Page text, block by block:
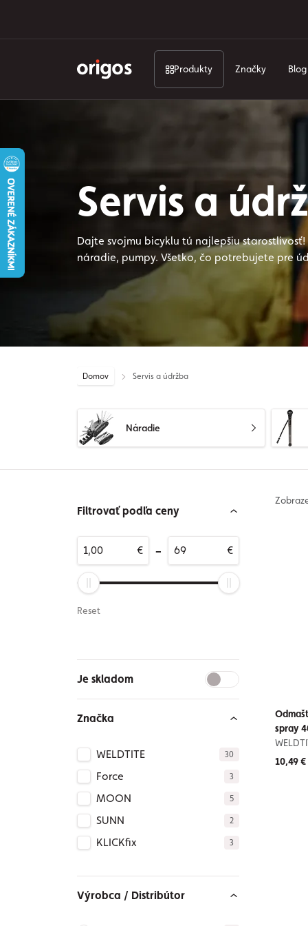
Produkty Značky Blog
Servis a
Dajte svojmu bicyklu tú najlepšiu
náradie, pumpy. Všetko, čo potrebujete pre
Domov Servis a údržba
Náradie
Filtrovať podľa ceny
€ - €
Reset
Je skladom
Značka
WELDTITE 30
Force 3
MOON 5
SUNN 2
KLICKfix 3
Výrobca / Distribútor
spray
10,49 €